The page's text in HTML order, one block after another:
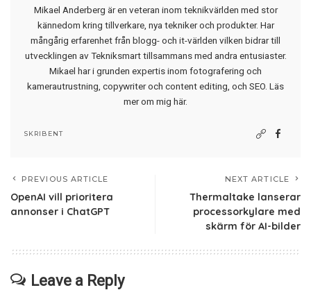
Mikael Anderberg är en veteran inom teknikvärlden med stor
kännedom kring tillverkare, nya tekniker och produkter. Har
mångårig erfarenhet från blogg- och it-världen vilken bidrar till
utvecklingen av Tekniksmart tillsammans med andra entusiaster.
Mikael har i grunden expertis inom fotografering och
kamerautrustning, copywriter och content editing, och SEO. Läs
mer om mig här.
SKRIBENT
PREVIOUS ARTICLE
OpenAI vill prioritera
annonser i ChatGPT
NEXT ARTICLE
Thermaltake lanserar
processorkylare med
skärm för AI-bilder
Leave a Reply